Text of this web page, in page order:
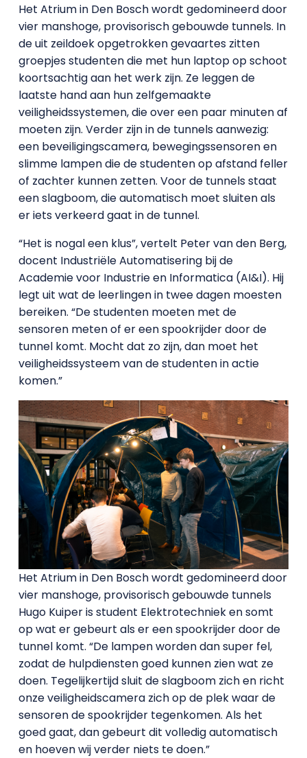
Het Atrium in Den Bosch wordt gedomineerd door
vier manshoge, provisorisch gebouwde tunnels. In
de uit zeildoek opgetrokken gevaartes zitten
groepjes studenten die met hun laptop op schoot
koortsachtig aan het werk zijn. Ze leggen de
laatste hand aan hun zelfgemaakte
veiligheidssystemen, die over een paar minuten af
moeten zijn. Verder zijn in de tunnels aanwezig:
een beveiligingscamera, bewegingssensoren en
slimme lampen die de studenten op afstand feller
of zachter kunnen zetten. Voor de tunnels staat
een slagboom, die automatisch moet sluiten als
er iets verkeerd gaat in de tunnel.
“Het is nogal een klus”, vertelt Peter van den Berg,
docent Industriële Automatisering bij de
Academie voor Industrie en Informatica (AI&I). Hij
legt uit wat de leerlingen in twee dagen moesten
bereiken. “De studenten moeten met de
sensoren meten of er een spookrijder door de
tunnel komt. Mocht dat zo zijn, dan moet het
veiligheidssysteem van de studenten in actie
komen.”
Het Atrium in Den Bosch wordt gedomineerd door
vier manshoge, provisorisch gebouwde tunnels
Hugo Kuiper is student Elektrotechniek en somt
op wat er gebeurt als er een spookrijder door de
tunnel komt. “De lampen worden dan super fel,
zodat de hulpdiensten goed kunnen zien wat ze
doen. Tegelijkertijd sluit de slagboom zich en richt
onze veiligheidscamera zich op de plek waar de
sensoren de spookrijder tegenkomen. Als het
goed gaat, dan gebeurt dit volledig automatisch
en hoeven wij verder niets te doen.”